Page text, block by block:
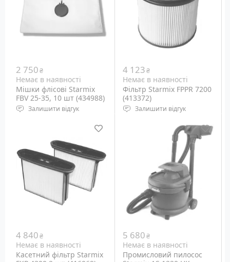
2 750₴
Немає в наявності
Мішки флісові Starmix
FBV 25-35, 10 шт (434988)
Залишити відгук
4 123₴
Немає в наявності
Фільтр Starmix FPPR 7200
(413372)
Залишити відгук
Фільтр збирання пилу
4 840₴
Немає в наявності
Касетний фільтр Starmix
5 680₴
Немає в наявності
Промисловий пилосос